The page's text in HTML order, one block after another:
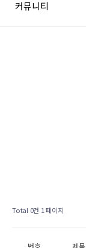
커뮤니티
Total 0건 1 페이지
번호 제목